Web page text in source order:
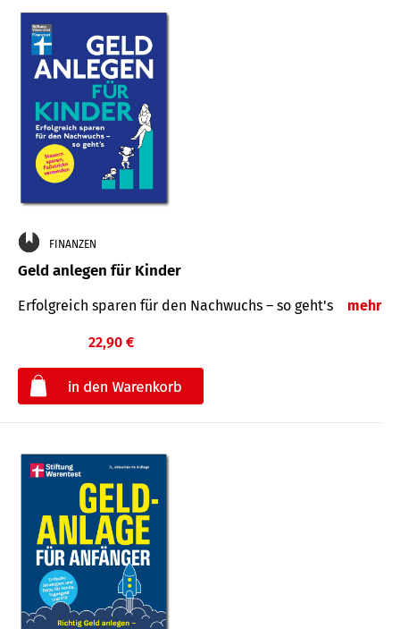
FINANZEN
Geld anlegen für Kinder
Erfolgreich sparen für den Nachwuchs – so geht's mehr
22,90 €